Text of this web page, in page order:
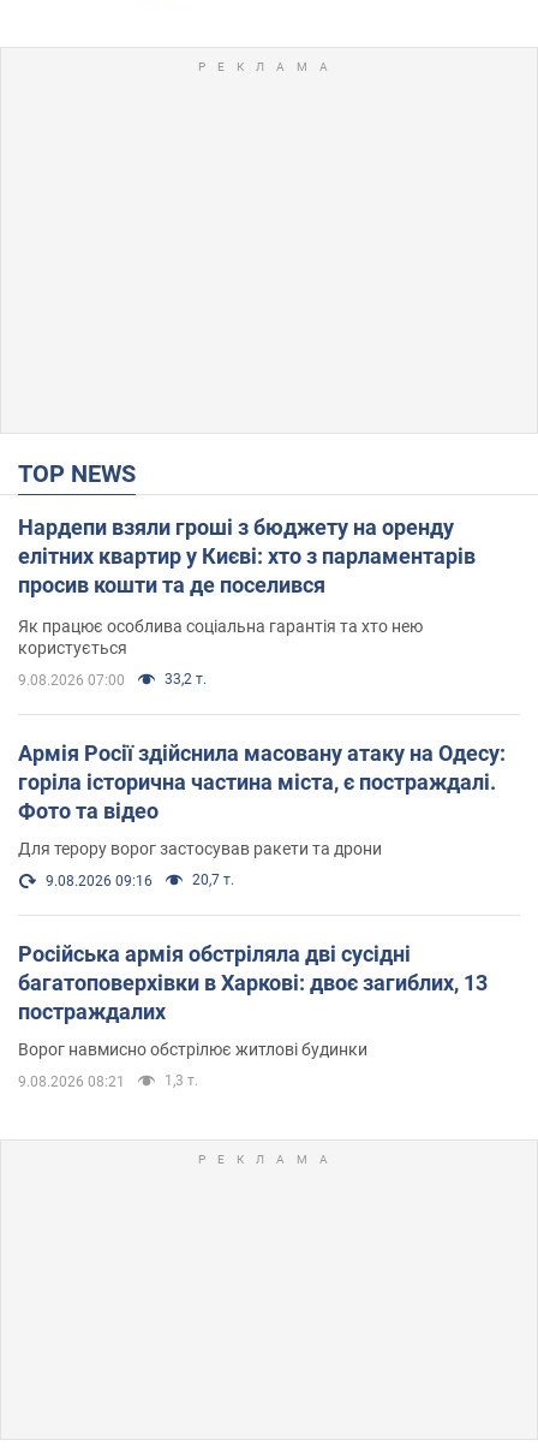
TOP NEWS
Нардепи взяли гроші з бюджету на оренду
елітних квартир у Києві: хто з парламентарів
просив кошти та де поселився
Як працює особлива соціальна гарантія та хто нею
користується
9.08.2026 07:00 33,2 т.
Армія Росії здійснила масовану атаку на Одесу:
горіла історична частина міста, є постраждалі.
Фото та відео
Для терору ворог застосував ракети та дрони
9.08.2026 09:16 20,7 т.
Російська армія обстріляла дві сусідні
багатоповерхівки в Харкові: двоє загиблих, 13
постраждалих
Ворог навмисно обстрілює житлові будинки
9.08.2026 08:21 1,3 т.